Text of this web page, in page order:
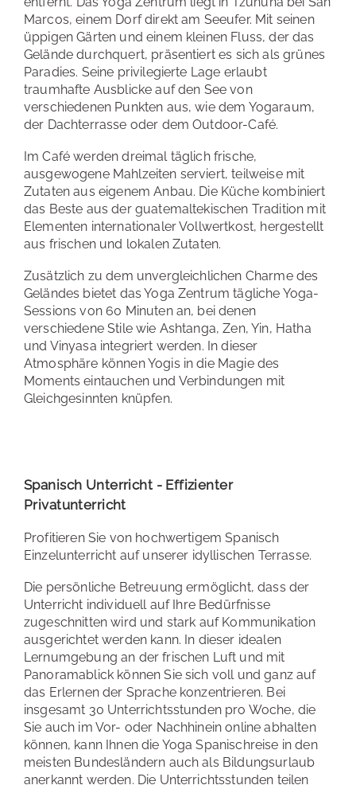
Marcos, einem Dorf direkt am Seeufer. Mit seinen
üppigen Gärten und einem kleinen Fluss, der das
Gelände durchquert, präsentiert es sich als grünes
Paradies. Seine privilegierte Lage erlaubt
traumhafte Ausblicke auf den See von
verschiedenen Punkten aus, wie dem Yogaraum,
der Dachterrasse oder dem Outdoor-Café.
Im Café werden dreimal täglich frische,
ausgewogene Mahlzeiten serviert, teilweise mit
Zutaten aus eigenem Anbau. Die Küche kombiniert
das Beste aus der guatemaltekischen Tradition mit
Elementen internationaler Vollwertkost, hergestellt
aus frischen und lokalen Zutaten.
Zusätzlich zu dem unvergleichlichen Charme des
Geländes bietet das Yoga Zentrum tägliche Yoga-
Sessions von 60 Minuten an, bei denen
verschiedene Stile wie Ashtanga, Zen, Yin, Hatha
und Vinyasa integriert werden. In dieser
Atmosphäre können Yogis in die Magie des
Moments eintauchen und Verbindungen mit
Gleichgesinnten knüpfen.
Spanisch Unterricht - Effizienter
Privatunterricht
Profitieren Sie von hochwertigem Spanisch
Einzelunterricht auf unserer idyllischen Terrasse.
Die persönliche Betreuung ermöglicht, dass der
Unterricht individuell auf Ihre Bedürfnisse
zugeschnitten wird und stark auf Kommunikation
ausgerichtet werden kann. In dieser idealen
Lernumgebung an der frischen Luft und mit
Panoramablick können Sie sich voll und ganz auf
das Erlernen der Sprache konzentrieren. Bei
insgesamt 30 Unterrichtsstunden pro Woche, die
Sie auch im Vor- oder Nachhinein online abhalten
können, kann Ihnen die Yoga Spanischreise in den
meisten Bundesländern auch als Bildungsurlaub
anerkannt werden. Die Unterrichtsstunden teilen